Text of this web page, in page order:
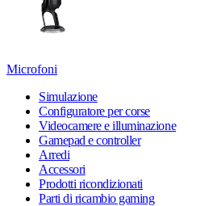
Microfoni
Simulazione
Configuratore per corse
Videocamere e illuminazione
Gamepad e controller
Arredi
Accessori
Prodotti ricondizionati
Parti di ricambio gaming